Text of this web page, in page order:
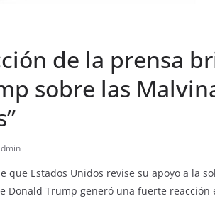
de la prensa
sobre las
que Estados Unidos revise su apoyo a la
Donald Trump generó una fuerte